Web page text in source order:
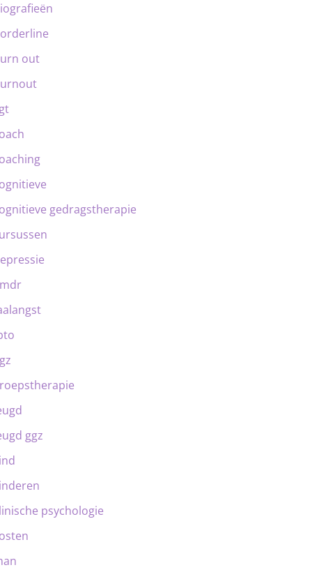
out
gedragstherapie
ggz
psychologie